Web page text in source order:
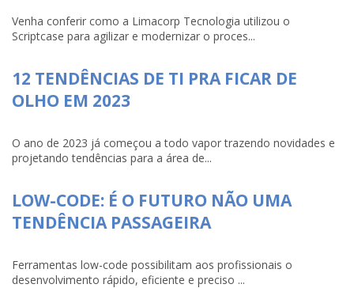
Venha conferir como a Limacorp Tecnologia utilizou o
Scriptcase para agilizar e modernizar o proces...
12 TENDÊNCIAS DE TI PRA FICAR DE
OLHO EM 2023
O ano de 2023 já começou a todo vapor trazendo novidades e
projetando tendências para a área de...
LOW-CODE: É O FUTURO NÃO UMA
TENDÊNCIA PASSAGEIRA
Ferramentas low-code possibilitam aos profissionais o
desenvolvimento rápido, eficiente e preciso ...